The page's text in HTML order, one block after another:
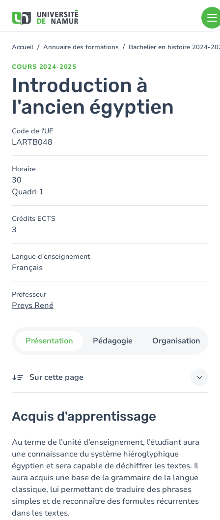
contenu
You
Accueil Annuaire des formations Bachelier en histoire 2024-
COURS 2024-2025
Introduction à
l'ancien égyptien
Code de l'UE
LARTB048
Horaire
30
Quadri 1
Crédits ECTS
3
Langue d'enseignement
Français
Professeur
Preys René
Présentation Pédagogie Organisation
Sur cette page
Objectifs
Contenu
Table des matières
Exercices
Acquis d'apprentissage
Au terme de l’unité d’enseignement, l’étudiant aura
une connaissance du système hiéroglyphique
égyptien et sera capable de déchiffrer les textes. Il
aura acquis une base de la grammaire de la langue
classique, lui permettant de traduire des phrases
simples et de reconnaître des formules récurrentes
dans les textes.